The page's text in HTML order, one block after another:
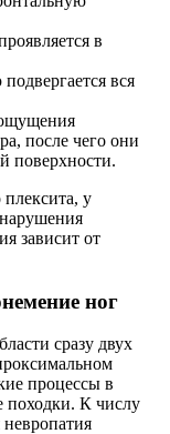
в
вся
после чего они
поверхности.
у
зависит от
ног
сразу двух
процессы в
походки. К числу
невропатия